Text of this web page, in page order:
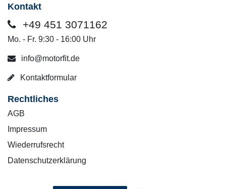
Kontakt
+49 451 3071162
Mo. - Fr. 9:30 - 16:00 Uhr
info@motorfit.de
Kontaktformular
Rechtliches
AGB
Impressum
Wiederrufsrecht
Datenschutzerklärung